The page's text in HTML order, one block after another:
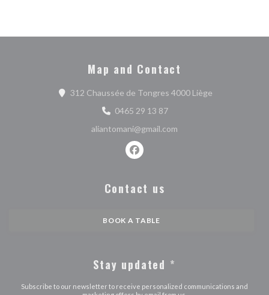
Map and Contact
312 Chaussée de Tongres 4000 Liège
0465 29 13 87
aliantomani@gmail.com
Facebook ((opens in a new
Contact us
BOOK A TABLE
Stay updated *
Subscribe to our newsletter to receive personalized communications and